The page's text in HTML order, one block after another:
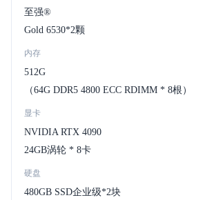
至强®
Gold 6530*2颗
内存
512G
（64G DDR5 4800 ECC RDIMM * 8根）
显卡
NVIDIA RTX 4090
24GB涡轮 * 8卡
硬盘
480GB SSD企业级*2块